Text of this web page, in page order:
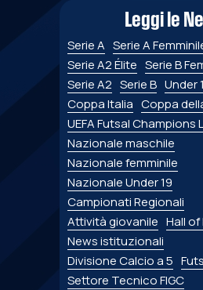
Leggi le
Serie A Serie A
Serie A2 Élite Serie B
Serie A2 Serie B Under
Coppa Italia Coppa
UEFA Futsal Champions
Nazionale maschile
Nazionale femminile
Nazionale Under 19
Campionati Regionali
Attività giovanile Hall of
News istituzionali
Divisione Calcio a 5
Settore Tecnico FIGC